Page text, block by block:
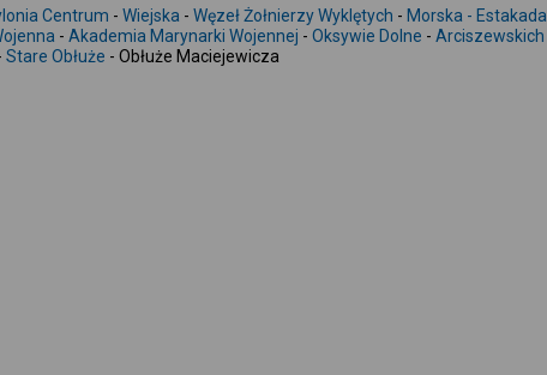
Centrum - Wiejska - Węzeł Żołnierzy Wyklętych - Morska - Estakada
- Akademia Marynarki Wojennej - Oksywie Dolne - Arciszewskich
Stare Obłuże - Obłuże Maciejewicza